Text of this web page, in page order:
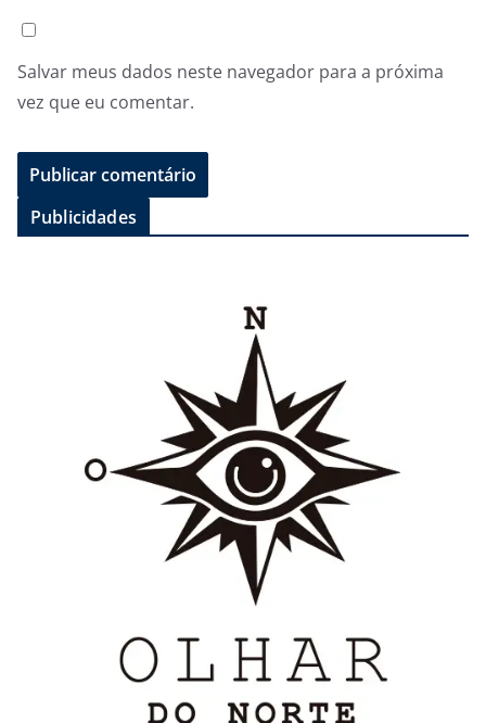
Salvar meus dados neste navegador para a próxima
vez que eu comentar.
Publicidades